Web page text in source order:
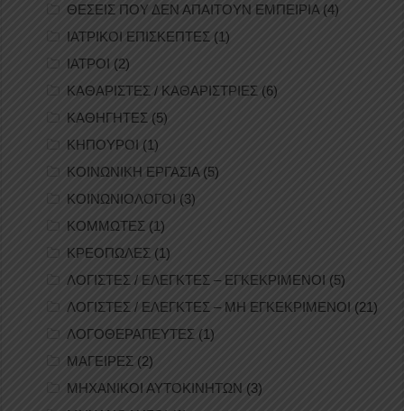
ΘΕΣΕΙΣ ΠΟΥ ΔΕΝ ΑΠΑΙΤΟΥΝ ΕΜΠΕΙΡΙΑ (4)
ΙΑΤΡΙΚΟΙ ΕΠΙΣΚΕΠΤΕΣ (1)
ΙΑΤΡΟΙ (2)
ΚΑΘΑΡΙΣΤΕΣ / ΚΑΘΑΡΙΣΤΡΙΕΣ (6)
ΚΑΘΗΓΗΤΕΣ (5)
ΚΗΠΟΥΡΟΙ (1)
ΚΟΙΝΩΝΙΚΗ ΕΡΓΑΣΙΑ(5)
ΚΟΙΝΩΝΙΟΛΟΓΟΙ (3)
ΚΟΜΜΩΤΕΣ (1)
ΚΡΕΟΠΩΛΕΣ (1)
ΛΟΓΙΣΤΕΣ / ΕΛΕΓΚΤΕΣ – ΕΓΚΕΚΡΙΜΕΝΟΙ (5)
ΛΟΓΙΣΤΕΣ / ΕΛΕΓΚΤΕΣ – ΜΗ ΕΓΚΕΚΡΙΜΕΝΟΙ (21)
ΛΟΓΟΘΕΡΑΠΕΥΤΕΣ (1)
ΜΑΓΕΙΡΕΣ (2)
ΜΗΧΑΝΙΚΟΙ ΑΥΤΟΚΙΝΗΤΩΝ (3)